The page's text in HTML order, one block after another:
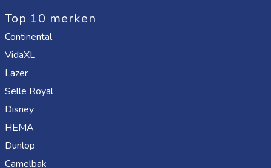
Top 10 merken
Continental
VidaXL
Lazer
Selle Royal
Disney
HEMA
Dunlop
Camelbak